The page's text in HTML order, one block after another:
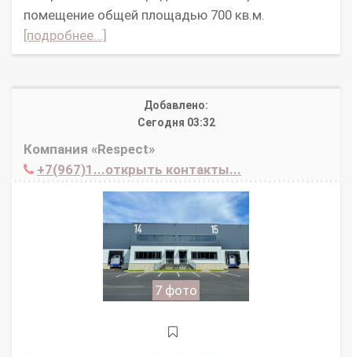
помещение общей площадью 700 кв.м.
[подробнее...]
Добавлено:
Сегодня 03:32
Компания «Respect»
+7(967)1...открыть контакты...
7 фото